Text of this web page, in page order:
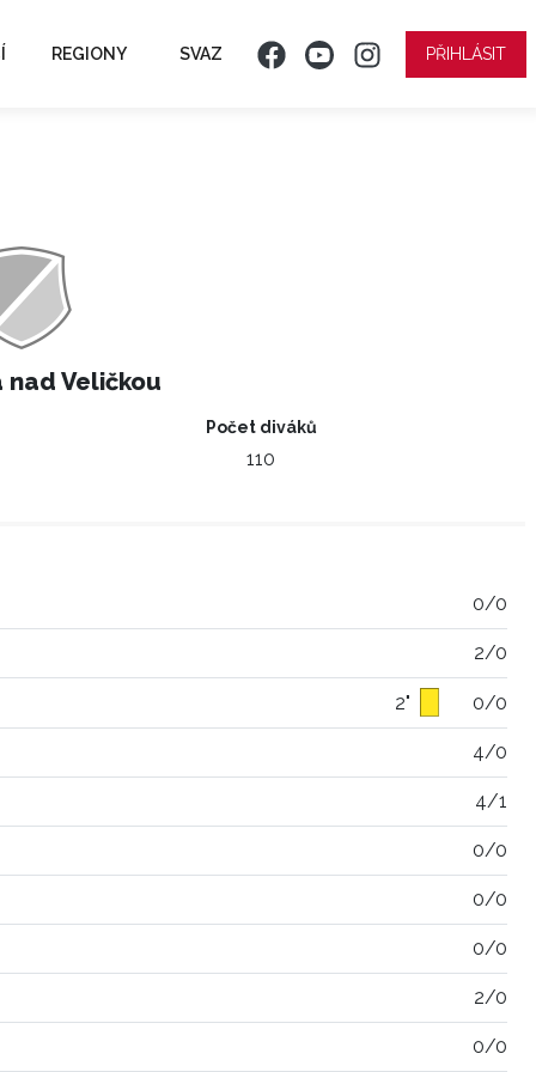
REGIONY SVAZ PŘIHLÁSIT
nad Veličkou
Počet diváků
110
0/0
2/0
2" 0/0
4/0
4/1
0/0
0/0
0/0
2/0
0/0